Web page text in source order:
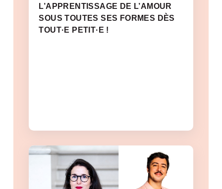
L’APPRENTISSAGE DE L’AMOUR
SOUS TOUTES SES FORMES DÈS
TOUT·E PETIT·E !